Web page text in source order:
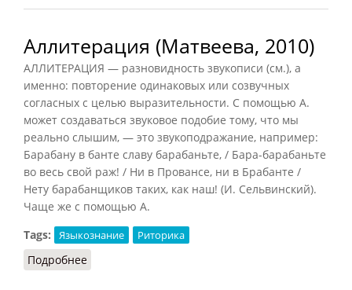
Аллитерация (Матвеева, 2010)
АЛЛИТЕРАЦИЯ — разновидность звукописи (см.), а
именно: повторение одинаковых или созвучных
согласных с целью выразительности. С помощью А.
может создаваться звуковое подобие тому, что мы
реально слышим, — это звукоподражание, например:
Барабану в банте славу барабаньте, / Бара-барабаньте
во весь свой раж! / Ни в Провансе, ни в Брабанте /
Нету барабанщиков таких, как наш! (И. Сельвинский).
Чаще же с помощью А.
Tags:
Языкознание Риторика
Подробнее